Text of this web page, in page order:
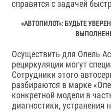
справятся с задачей
«АВТОПИЛОТ»: БУДЬТЕ
Осуществить для Опель
рециркуляции могут
Сотрудники этого
разбираются в марке
конкретной модели в
диагностики, устранения